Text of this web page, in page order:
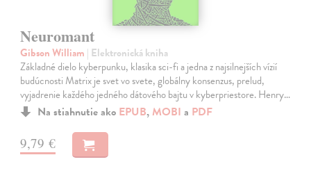
Neuromant
Gibson William | Elektronická kniha
Základné dielo kyberpunku, klasika sci-fi a jedna z najsilnejších vízií
budúcnosti Matrix je svet vo svete, globálny konsenzus, prelud,
vyjadrenie každého jedného dátového bajtu v kyberpriestore. Henry…
Na stiahnutie ako EPUB, MOBI a PDF
9,79 €